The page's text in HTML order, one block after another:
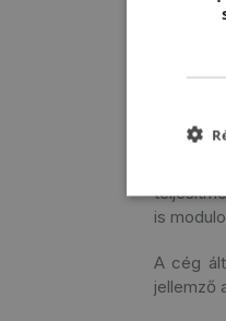
Ehhez
szárító
és a
Erre a
is
A cég
jellemző